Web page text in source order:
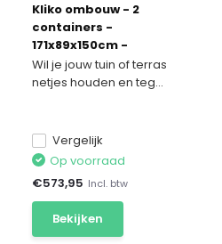
Kliko ombouw - 2
containers -
171x89x150cm -
antraciet houtlook
Wil je jouw tuin of terras
netjes houden en teg...
Vergelijk
Op voorraad
€573,95 Incl. btw
Bekijken